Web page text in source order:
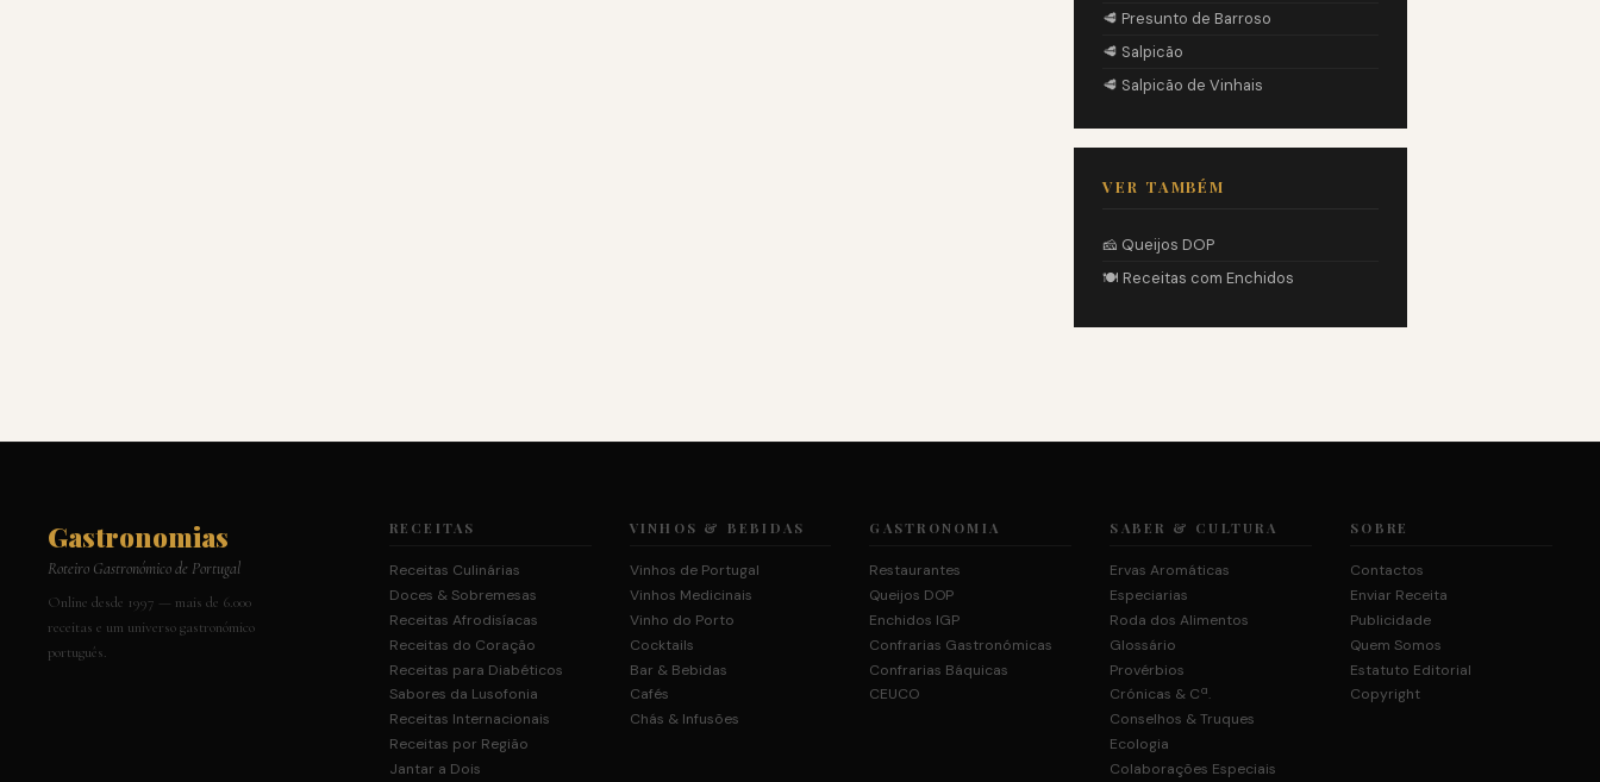
🥩 Presunto de Barroso
🥩 Salpicão
🥩 Salpicão de Vinhais
VER TAMBÉM
🧀 Queijos DOP
🍽️ Receitas com Enchidos
Gastronomias
Roteiro Gastronómico de Portugal
Online desde 1997 — mais de 6.000
receitas e um universo gastronómico
português.
RECEITAS
Receitas Culinárias
Doces & Sobremesas
Receitas Afrodisíacas
Receitas do Coração
Receitas para Diabéticos
Sabores da Lusofonia
Receitas Internacionais
Receitas por Região
Jantar a Dois
VINHOS & BEBIDAS
Vinhos de Portugal
Vinhos Medicinais
Vinho do Porto
Cocktails
Bar & Bebidas
Cafés
Chás & Infusões
GASTRONOMIA
Restaurantes
Queijos DOP
Enchidos IGP
Confrarias Gastronómicas
Confrarias Báquicas
CEUCO
SABER & CULTURA
Ervas Aromáticas
Especiarias
Roda dos Alimentos
Glossário
Provérbios
Crónicas & Cª.
Conselhos & Truques
Ecologia
Colaborações Especiais
SOBRE
Contactos
Enviar Receita
Publicidade
Quem Somos
Estatuto Editorial
Copyright